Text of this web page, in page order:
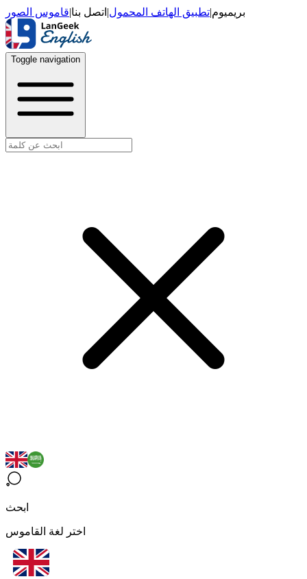
بريميوم|تطبيق الهاتف المحمول| اتصل بنا|قاموس الصور
Toggle navigation
ابحث
اختر لغة القاموس